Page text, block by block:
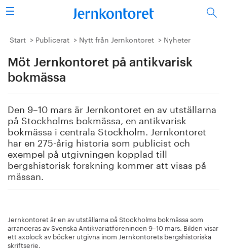
Sök
Stålindustrin
Vision 2050
Energi/miljö
Vi tycker
Publicerat
Bildbank
Om oss
Start Publicerat Nytt från Jernkontoret Nyheter
Möt Jernkontoret på antikvarisk
bokmässa
Den 9–10 mars är Jernkontoret en av utställarna
på Stockholms bokmässa, en antikvarisk
bokmässa i centrala Stockholm. Jernkontoret
har en 275-årig historia som publicist och
exempel på utgivningen kopplad till
bergshistorisk forskning kommer att visas på
mässan.
Jernkontoret är en av utställarna på Stockholms bokmässa som
arrangeras av Svenska Antikvariatföreningen 9–10 mars. Bilden visar
ett axplock av böcker utgivna inom Jernkontorets bergshistoriska
skriftserie.